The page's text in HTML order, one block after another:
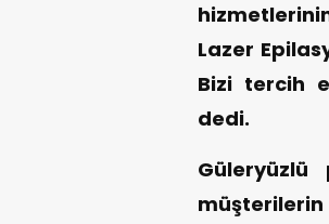
Lazer
Bizi tercih
dedi.
Güleryüzlü